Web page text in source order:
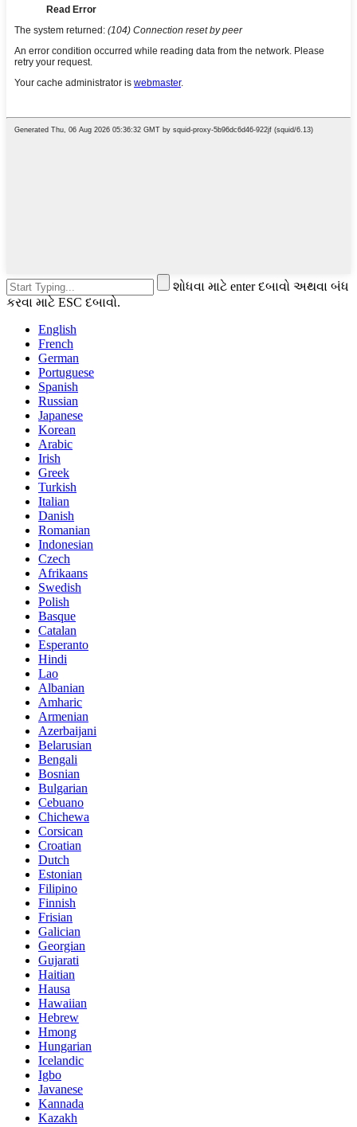
શોધવા માટે enter દબાવો અથવા બંધ
કરવા માટે ESC દબાવો.
English
French
German
Portuguese
Spanish
Russian
Japanese
Korean
Arabic
Irish
Greek
Turkish
Italian
Danish
Romanian
Indonesian
Czech
Afrikaans
Swedish
Polish
Basque
Catalan
Esperanto
Hindi
Lao
Albanian
Amharic
Armenian
Azerbaijani
Belarusian
Bengali
Bosnian
Bulgarian
Cebuano
Chichewa
Corsican
Croatian
Dutch
Estonian
Filipino
Finnish
Frisian
Galician
Georgian
Gujarati
Haitian
Hausa
Hawaiian
Hebrew
Hmong
Hungarian
Icelandic
Igbo
Javanese
Kannada
Kazakh